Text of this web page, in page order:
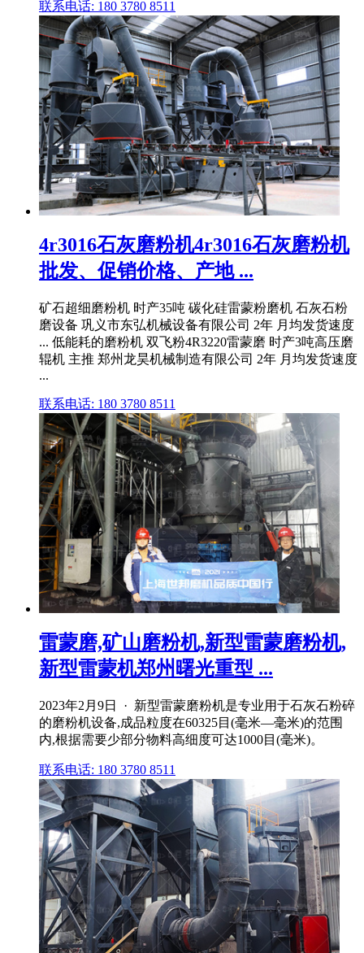
联系电话: 180 3780 8511
4r3016石灰磨粉机4r3016石灰磨粉机
批发、促销价格、产地 ...
矿石超细磨粉机 时产35吨 碳化硅雷蒙粉磨机 石灰石粉
磨设备 巩义市东弘机械设备有限公司 2年 月均发货速度
... 低能耗的磨粉机 双飞粉4R3220雷蒙磨 时产3吨高压磨
辊机 主推 郑州龙昊机械制造有限公司 2年 月均发货速度
...
联系电话: 180 3780 8511
雷蒙磨,矿山磨粉机,新型雷蒙磨粉机,
新型雷蒙机郑州曙光重型 ...
2023年2月9日 · 新型雷蒙磨粉机是专业用于石灰石粉碎
的磨粉机设备,成品粒度在60325目(毫米—毫米)的范围
内,根据需要少部分物料高细度可达1000目(毫米)。
联系电话: 180 3780 8511